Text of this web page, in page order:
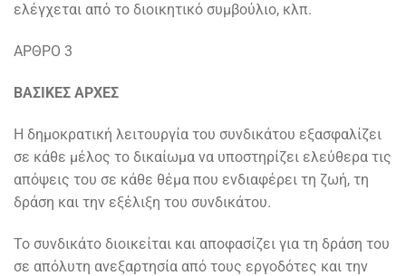
ελέγχεται από το διοικητικό συμβούλιο, κλπ.
ΑΡΘΡΟ 3
ΒΑΣΙΚΕΣ ΑΡΧΕΣ
Η δημοκρατική λειτουργία του συνδικάτου εξασφαλίζει
σε κάθε μέλος το δικαίωμα να υποστηρίζει ελεύθερα τις
απόψεις του σε κάθε θέμα που ενδιαφέρει τη ζωή, τη
δράση και την εξέλιξη του συνδικάτου.
Το συνδικάτο διοικείται και αποφασίζει για τη δράση του
σε απόλυτη ανεξαρτησία από τους εργοδότες και την